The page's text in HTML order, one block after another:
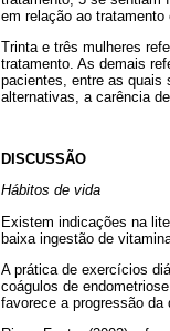
em relação ao
Trinta e três mulheres
tratamento. As demais
pacientes, entre as quais
alternativas, a carência
DISCUSSÃO
Hábitos de vida
Existem indicações na
baixa ingestão de
A prática de exercícios
coágulos de
favorece a progressão da